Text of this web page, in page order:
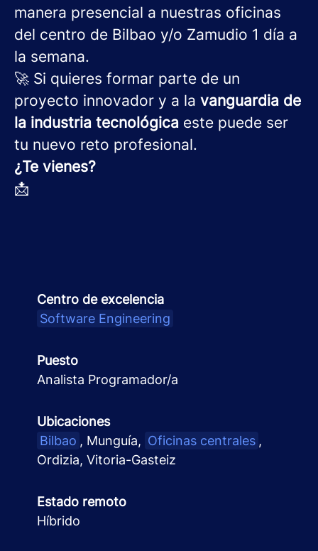
manera presencial a nuestras oficinas
del centro de Bilbao y/o Zamudio 1 día a
la semana.
🚀 Si quieres formar parte de un
proyecto innovador y a la vanguardia de
la industria tecnológica este puede ser
tu nuevo reto profesional.
¿Te vienes?
📩
Centro de excelencia
Software Engineering
Puesto
Analista Programador/a
Ubicaciones
Bilbao , Munguía, Oficinas centrales ,
Ordizia, Vitoria-Gasteiz
Estado remoto
Híbrido